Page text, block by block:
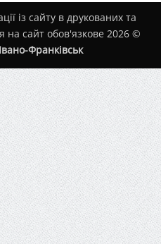
із сайту в друкованих та
на сайт обов'язкове 2026 ©
Франківськ